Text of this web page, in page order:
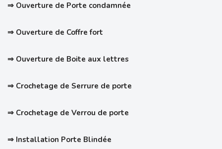
⇒ Ouverture de Porte condamnée
⇒ Ouverture de Coffre fort
⇒ Ouverture de Boite aux lettres
⇒ Crochetage de Serrure de porte
⇒ Crochetage de Verrou de porte
⇒ Installation Porte Blindée